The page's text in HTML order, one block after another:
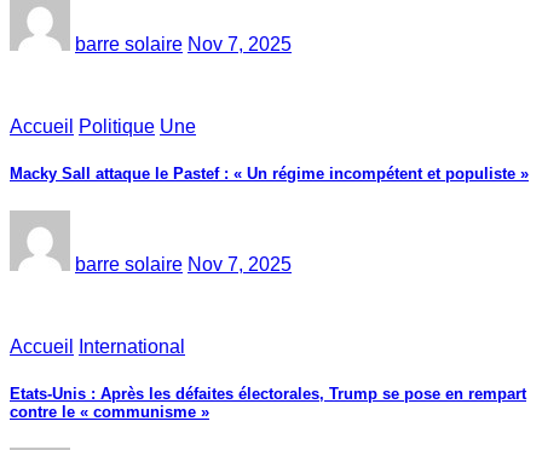
barre solaire Nov 7, 2025
Accueil Politique Une
Macky Sall attaque le Pastef : « Un régime incompétent et populiste »
barre solaire Nov 7, 2025
Accueil International
Etats-Unis : Après les défaites électorales, Trump se pose en rempart
contre le « communisme »